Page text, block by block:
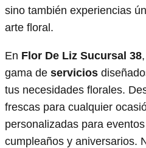
sino también experiencias
arte floral.
En Flor De Liz Sucursal 38
gama de servicios
tus necesidades florales.
frescas para cualquier
personalizadas para
cumpleaños y aniversarios.